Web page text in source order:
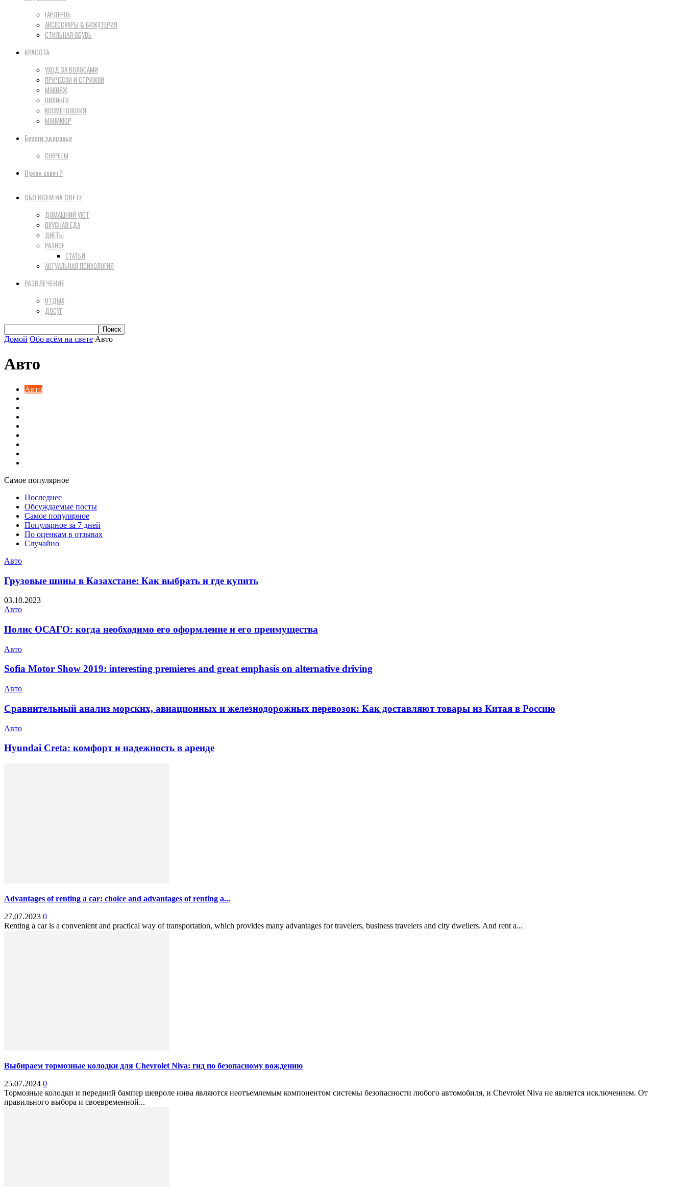
ГАРДЕРОБ
АКСЕССУАРЫ & БИЖУТЕРИЯ
СТИЛЬНАЯ ОБУВЬ
КРАСОТА
УХОД ЗА ВОЛОСАМИ
ПРИЧЕСКИ И СТРИЖКИ
МАКИЯЖ
ПИЛИНГИ
КОСМЕТОЛОГИЯ
МАНИКЮР
Береги здоровье
СЕКРЕТЫ
Нужен совет?
ОБО ВСЕМ НА СВЕТЕ
ДОМАШНИЙ УЮТ
ВКУСНАЯ ЕДА
ДИЕТЫ
РАЗНОЕ
СТАТЬИ
АКТУАЛЬНАЯ ПСИХОЛОГИЯ
РАЗВЛЕЧЕНИЕ
ОТДЫХ
ДОСУГ
Домой Обо всём на свете Авто
Авто
Авто
Самое популярное
Последнее
Обсуждаемые посты
Самое популярное
Популярное за 7 дней
По оценкам в отзывах
Случайно
Авто
Грузовые шины в Казахстане: Как выбрать и где купить
03.10.2023
Авто
Полис ОСАГО: когда необходимо его оформление и его преимущества
Авто
Sofia Motor Show 2019: interesting premieres and great emphasis on alternative driving
Авто
Сравнительный анализ морских, авиационных и железнодорожных перевозок: Как доставляют товары из Китая в Россию
Авто
Hyundai Creta: комфорт и надежность в аренде
Advantages of renting a car: choice and advantages of renting a...
27.07.2023 0
Renting a car is a convenient and practical way of transportation, which provides many advantages for travelers, business travelers and city dwellers. And rent a...
Выбираем тормозные колодки для Chevrolet Niva: гид по безопасному вождению
25.07.2024 0
Тормозные колодки и передний бампер шевроле нива являются неотъемлемым компонентом системы безопасности любого автомобиля, и Chevrolet Niva не является исключением. От
правильного выбора и своевременной...